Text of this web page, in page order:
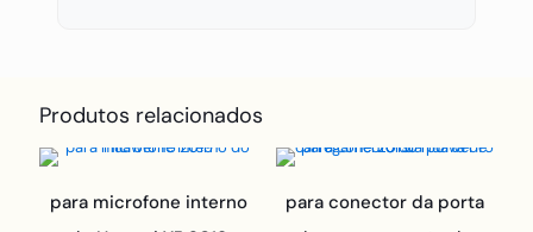
Produtos relacionados
para microfone interno
para conector da porta